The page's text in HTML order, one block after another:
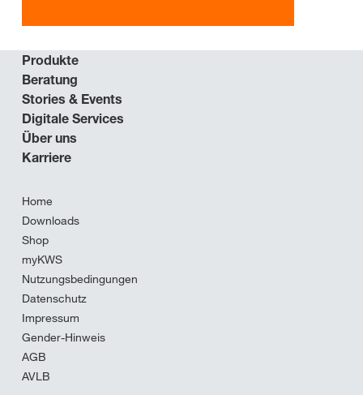
Produkte
Beratung
Stories & Events
Digitale Services
Über uns
Karriere
Home
Downloads
Shop
myKWS
Nutzungsbedingungen
Datenschutz
Impressum
Gender-Hinweis
AGB
AVLB